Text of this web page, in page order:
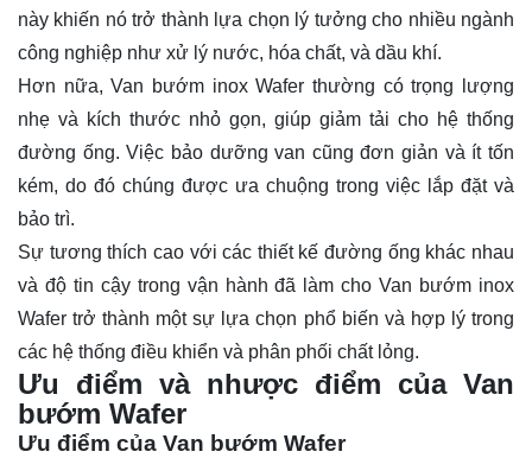
này khiến nó trở thành lựa chọn lý tưởng cho nhiều ngành
công nghiệp như xử lý nước, hóa chất, và dầu khí.
Hơn nữa, Van bướm inox Wafer thường có trọng lượng
nhẹ và kích thước nhỏ gọn, giúp giảm tải cho hệ thống
đường ống. Việc bảo dưỡng van cũng đơn giản và ít tốn
kém, do đó chúng được ưa chuộng trong việc lắp đặt và
bảo trì.
Sự tương thích cao với các thiết kế đường ống khác nhau
và độ tin cậy trong vận hành đã làm cho Van bướm inox
Wafer trở thành một sự lựa chọn phổ biến và hợp lý trong
các hệ thống điều khiển và phân phối chất lỏng.
Ưu điểm và nhược điểm của Van
bướm Wafer
Ưu điểm của Van bướm Wafer